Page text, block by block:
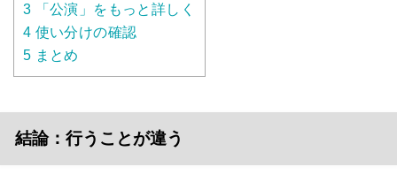
3 「公演」をもっと詳しく
4 使い分けの確認
5 まとめ
結論：行うことが違う